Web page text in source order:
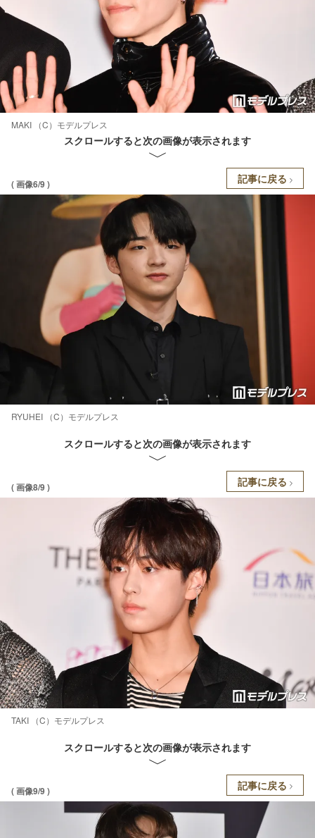
MAKI （C）モデルプレス
スクロールすると次の画像が表示されます
( 画像6/9 ) 記事に戻る
RYUHEI （C）モデルプレス
スクロールすると次の画像が表示されます
( 画像8/9 ) 記事に戻る
TAKI （C）モデルプレス
スクロールすると次の画像が表示されます
( 画像9/9 ) 記事に戻る